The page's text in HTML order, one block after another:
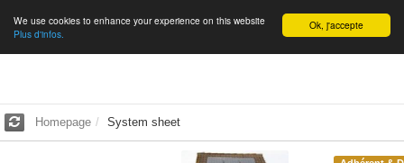
English Ok, j'accepte
We use cookies to enhance your experience on this website
Plus d'infos.
Homepage System sheet